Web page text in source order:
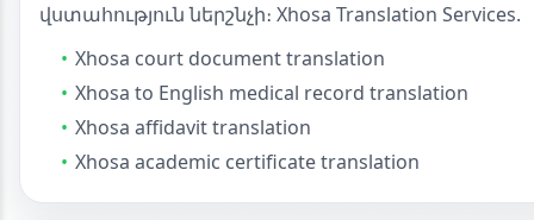
վստահություն ներշնչի։ Xhosa Translation Services.
Xhosa court document translation
Xhosa to English medical record translation
Xhosa affidavit translation
Xhosa academic certificate translation